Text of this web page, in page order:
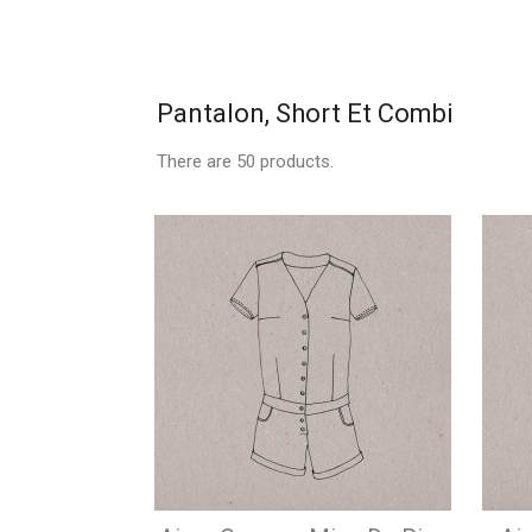
Pantalon, Short Et Combi
There are 50 products.